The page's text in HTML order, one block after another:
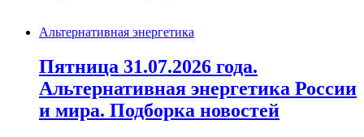
Альтернативная энергетика
Пятница 31.07.2026 года.
Альтернативная энергетика России
и мира. Подборка новостей